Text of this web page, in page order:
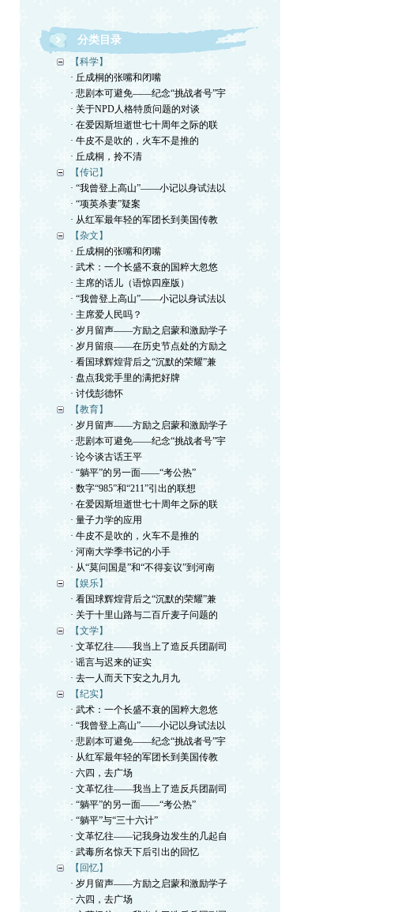
分类目录
【科学】
· 丘成桐的张嘴和闭嘴
· 悲剧本可避免——纪念“挑战者号”宇
· 关于NPD人格特质问题的对谈
· 在爱因斯坦逝世七十周年之际的联
· 牛皮不是吹的，火车不是推的
· 丘成桐，拎不清
【传记】
· “我曾登上高山”——小记以身试法以
· “项英杀妻”疑案
· 从红军最年轻的军团长到美国传教
【杂文】
· 丘成桐的张嘴和闭嘴
· 武术：一个长盛不衰的国粹大忽悠
· 主席的话儿（语惊四座版）
· “我曾登上高山”——小记以身试法以
· 主席爱人民吗？
· 岁月留声——方励之启蒙和激励学子
· 岁月留痕——在历史节点处的方励之
· 看国球辉煌背后之“沉默的荣耀”兼
· 盘点我党手里的满把好牌
· 讨伐彭德怀
【教育】
· 岁月留声——方励之启蒙和激励学子
· 悲剧本可避免——纪念“挑战者号”宇
· 论今谈古话王平
· “躺平”的另一面——“考公热”
· 数字“985”和“211”引出的联想
· 在爱因斯坦逝世七十周年之际的联
· 量子力学的应用
· 牛皮不是吹的，火车不是推的
· 河南大学季书记的小手
· 从“莫问国是”和“不得妄议”到河南
【娱乐】
· 看国球辉煌背后之“沉默的荣耀”兼
· 关于十里山路与二百斤麦子问题的
【文学】
· 文革忆往——我当上了造反兵团副司
· 谣言与迟来的证实
· 去一人而天下安之九月九
【纪实】
· 武术：一个长盛不衰的国粹大忽悠
· “我曾登上高山”——小记以身试法以
· 悲剧本可避免——纪念“挑战者号”宇
· 从红军最年轻的军团长到美国传教
· 六四，去广场
· 文革忆往——我当上了造反兵团副司
· “躺平”的另一面——“考公热”
· “躺平”与“三十六计”
· 文革忆往——记我身边发生的几起自
· 武毒所名惊天下后引出的回忆
【回忆】
· 岁月留声——方励之启蒙和激励学子
· 六四，去广场